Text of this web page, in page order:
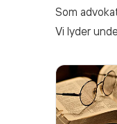
Som
Vi lyder